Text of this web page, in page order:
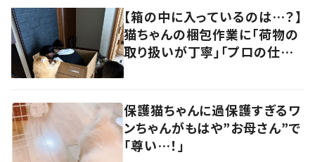
【箱の中に入っているのは…？】
猫ちゃんの梱包作業に「荷物の
取り扱いが丁寧」「プロの仕事」
保護猫ちゃんに過保護すぎるワ
ンちゃんがもはや”お母さん”で
「尊い…！」